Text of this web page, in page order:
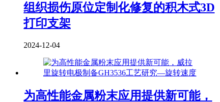
组织损伤原位定制化修复的积木式3D
打印支架
2024-12-04
为高性能金属粉末应用提供新可能，